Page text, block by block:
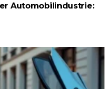
Automobilindustrie: